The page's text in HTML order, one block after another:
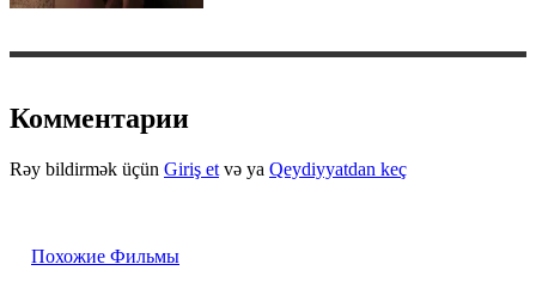
Комментарии
Rəy bildirmək üçün Giriş et və ya Qeydiyyatdan keç
Похожие Фильмы